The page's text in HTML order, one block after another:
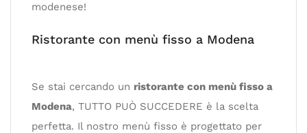
modenese!
Ristorante con menù fisso a Modena
Se stai cercando un ristorante con menù fisso a
Modena, TUTTO PUÒ SUCCEDERE è la scelta
perfetta. Il nostro menù fisso è progettato per